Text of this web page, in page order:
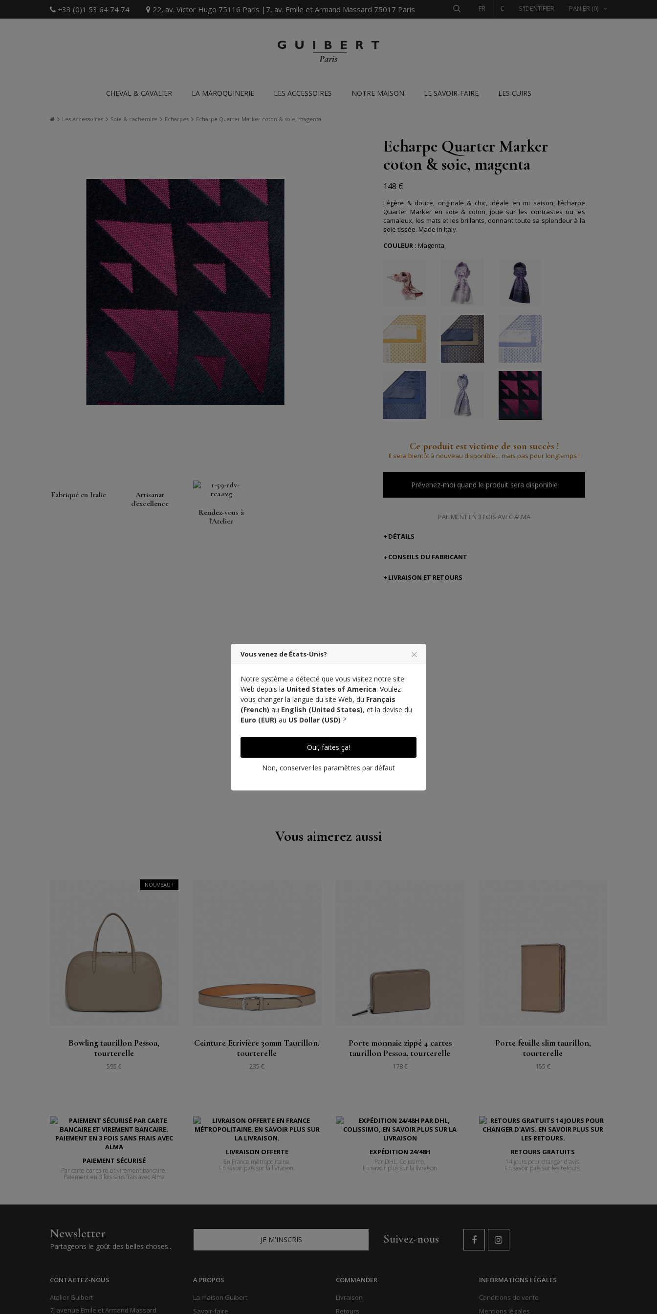
+33 (0)1 53 64 74 74 22, av. Victor Hugo 75116 Paris |7, av. Emile et Armand Massard 75017 Paris PANIER (0)
S'IDENTIFIER
€
FR
CHEVAL & CAVALIER LA MAROQUINERIE LES ACCESSOIRES NOTRE MAISON LE SAVOIR-FAIRE LES CUIRS
Les Accessoires Soie & cachemire Echarpes Echarpe Quarter Marker coton & soie, magenta
Fabriqué en Italie
Artisanat
d'excellence
Rendez-vous à
l'Atelier
Echarpe Quarter Marker
coton & soie, magenta
148 €
Légère & douce, originale & chic, idéale en mi saison, l’écharpe
Quarter Marker en soie & coton, joue sur les contrastes ou les
camaïeux, les mats et les brillants, donnant toute sa splendeur à la
soie tissée. Made in Italy.
COULEUR : Magenta
Ce produit est victime de son succès !
Il sera bientôt à nouveau disponible... mais pas pour longtemps !
Prévenez-moi quand le produit sera disponible
PAIEMENT EN 3 FOIS AVEC ALMA
DÉTAILS
CONSEILS DU FABRICANT
LIVRAISON ET RETOURS
Vous aimerez aussi
NOUVEAU !
Bowling taurillon Pessoa,
tourterelle
595 €
Voir
Ceinture Etrivière 30mm Taurillon,
tourterelle
235 €
Porte monnaie zippé 4 cartes
taurillon Pessoa, tourterelle
178 €
Porte feuille slim taurillon,
tourterelle
155 €
PAIEMENT SÉCURISÉ
Par carte bancaire et virement bancaire.
Paiement en 3 fois sans frais avec Alma
LIVRAISON OFFERTE
En France métropolitaine.
En savoir plus sur la livraison.
EXPÉDITION 24/48H
Par DHL, Colissimo,
En savoir plus sur la livraison
RETOURS GRATUITS
14 jours pour changer d'avis.
En savoir plus sur les retours.
Newsletter
Partageons le goût des belles choses...
JE M'INSCRIS Suivez-nous
CONTACTEZ-NOUS
Atelier Guibert
7, avenue Emile et Armand Massard
A PROPOS
La maison Guibert
Savoir-faire
COMMANDER
Livraison
Retours
INFORMATIONS LÉGALES
Conditions de vente
Mentions légales
Vous venez de États-Unis?
Notre système a détecté que vous visitez notre site
Web depuis la United States of America. Voulez-
vous changer la langue du site Web, du Français
(French) au English (United States), et la devise du
Euro (EUR) au US Dollar (USD) ?
Oui, faites ça!
Non, conserver les paramètres par défaut